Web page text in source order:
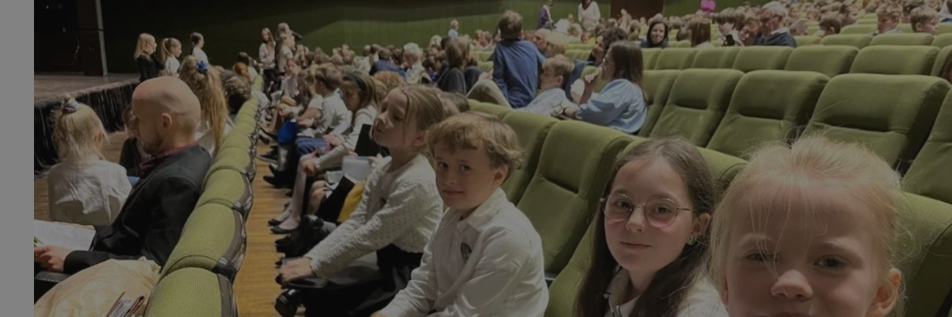
Ten plik cookie przechowuje identyfikator sesji.
QeSessID
1 rok
Ten plik cookie przechowuje identyfikator sesji.
MvSessID
rudaslaska.com.pl 1 rok
Ten plik cookie przechowuje identyfikator sesji.
msToken
.tiktok.com 1 tydzień 3 dni
Ten plik cookie jest używany do celów
uwierzytelniania i bezpieczeństwa, zapewniając, że
użytkownicy pozostają zalogowani, a ich dane są
zabezpieczone, jak poruszać się przez witrynę
internetową lub interakcji z jej usług.
__cf_bm
Cloudflare Inc.
.x.com
30 minut
Ten plik cookie służy do rozróżniania ludzi i botów.
Jest to korzystne dla strony internetowej, ponieważ
umożliwia tworzenie ważnych raportów na temat
korzystania z jej witryny internetowej.
__cf_bm
Cloudflare Inc.
.twitter.com
29 minut 59
sekund
Ten plik cookie służy do rozróżniania ludzi i botów.
Jest to korzystne dla strony internetowej, ponieważ
umożliwia tworzenie ważnych raportów na temat
korzystania z jej witryny internetowej.
VISITOR_PRIVACY_METADATA
YouTube
.youtube.com
5 miesięcy 4
tygodnie
Ten plik cookie jest używany do przechowywania
zgody użytkownika i wyboru prywatności dla ich
interakcji z witryną. Rejestruje dane dotyczące
zgody odwiedzającego na różne polityki i
ustawienia prywatności, zapewniając, że ich
preferencje zostaną uhonorowane w przyszłych
sesjach.
CookieScriptConsent
CookieScript
4 tygodnie 2 dni
Ten plik cookie jest używany przez usługę Cookie-
Polityce prywatności Google